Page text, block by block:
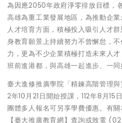
為因應2050年政府淨零排放目標，
高雄為重工業發展地區，為推動企
人才培育方面，積極投入吸引人才
身教育願景上持續努力不曾懈怠，
力，更為不少企業積極打造未來人
班前進港都，與高雄一起進步、一同
臺大進修推廣學院「精鍊高階管理
2年10月21日開始授課，112年8月15
團體多人報名可另享學費優惠。有
【臺大推廣教育網】查詢或致電